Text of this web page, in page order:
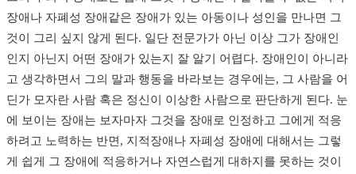
장애나 자폐성 장애같은 장애가 있는 아동이나 성인을 만나면 그
것이 그리 싶지 않게 된다. 일단 전문가가 아닌 이상 그가 장애인
인지 아닌지 어떤 장애가 있는지 잘 알기 어렵다. 장애인이 아니라
고 생각하면서 그의 말과 행동을 바라보는 경우에는, 그 사람을 어
딘가 모자란 사람 혹은 정신이 이상한 사람으로 판단하게 된다. 눈
에 보이는 장애는 보자마자 그것을 장애로 인정하고 그에게 적응
하려고 노력하는 반면, 지적장애나 자폐성 장애에 대해서는 그렇
게 쉽게 그 장애에 적응하거나 자연스럽게 대하지를 못하는 것이